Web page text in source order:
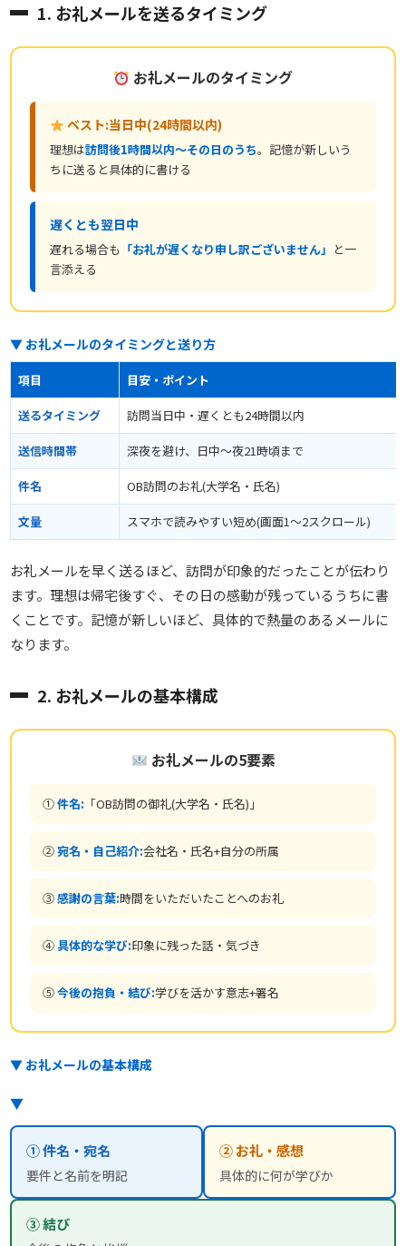
1. お礼メールを送るタイミング
お礼メールのタイミング
ベスト:当日中(24時間以内)
理想は訪問後1時間以内〜その日のうち。記憶が新しいう
ちに送ると具体的に書ける
遅くとも翌日中
遅れる場合も 「お礼が遅くなり申し訳ございません」 と一
言添える
▼ お礼メールのタイミングと送り方
項目 目安・ポイント
送るタイミング 訪問当日中・遅くとも24時間以内
送信時間帯 深夜を避け、日中〜夜21時頃まで
件名 OB訪問のお礼(大学名・氏名)
文量 スマホで読みやすい短め(画面1〜2スクロール)
お礼メールを早く送るほど、訪問が印象的だったことが伝わり
ます。理想は帰宅後すぐ、その日の感動が残っているうちに書
くことです。記憶が新しいほど、具体的で熱量のあるメールに
なります。
2. お礼メールの基本構成
お礼メールの5要素
①件名: 「OB訪問の御礼(大学名・氏名)」
②宛名・自己紹介:会社名・氏名+自分の所属
③感謝の言葉:時間をいただいたことへのお礼
④ 具体的な学び:印象に残った話・気づき
⑤今後の抱負・結び:学びを活かす意志+署名
▼ お礼メールの基本構成
▼
① 件名・宛名
要件と名前を明記
② お礼・感想
具体的に何が学びか
③ 結び